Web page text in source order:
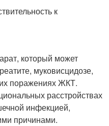
к
который может
муковисцидозе,
поражениях ЖКТ.
расстройствах
инфекцией,
причинами.